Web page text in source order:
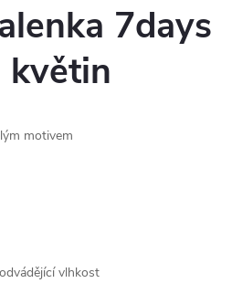
7days
květin
motivem
vlhkost